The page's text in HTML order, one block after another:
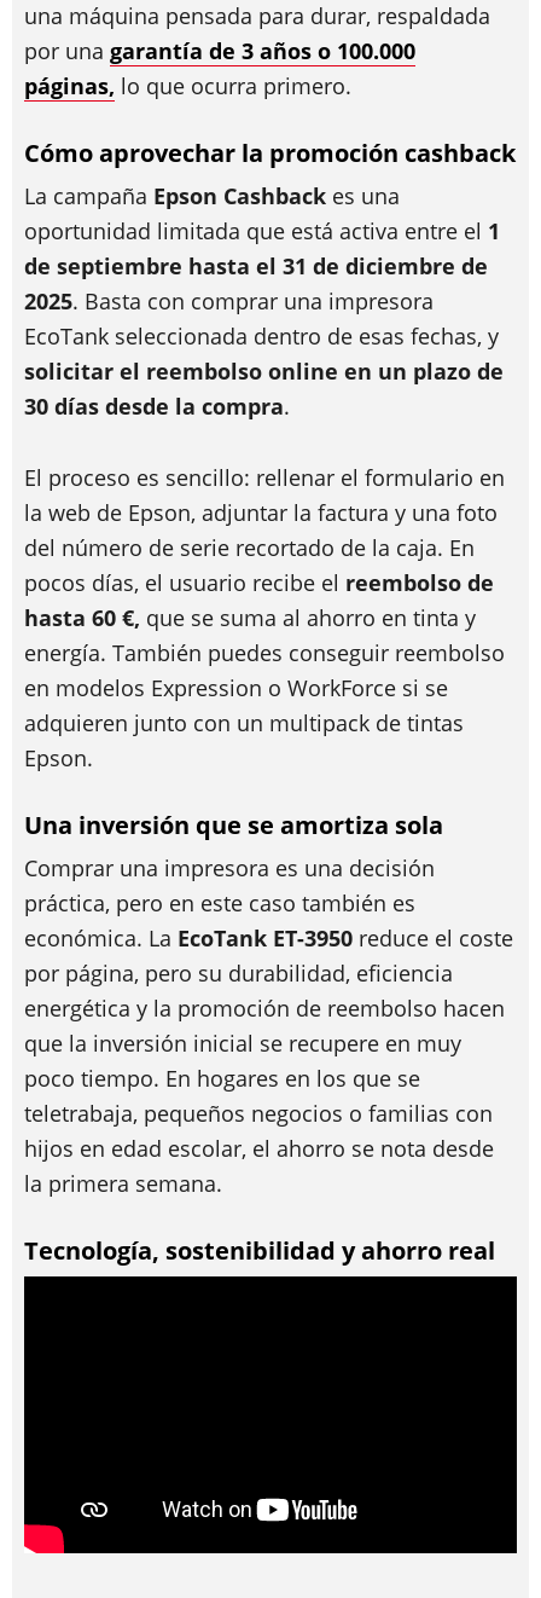
una máquina pensada para durar, respaldada
por una garantía de 3 años o 100.000
páginas, lo que ocurra primero.
Cómo aprovechar la promoción cashback
La campaña Epson Cashback es una
oportunidad limitada que está activa entre el 1
de septiembre hasta el 31 de diciembre de
2025. Basta con comprar una impresora
EcoTank seleccionada dentro de esas fechas, y
solicitar el reembolso online en un plazo de
30 días desde la compra.
El proceso es sencillo: rellenar el formulario en
la web de Epson, adjuntar la factura y una foto
del número de serie recortado de la caja. En
pocos días, el usuario recibe el reembolso de
hasta 60 €, que se suma al ahorro en tinta y
energía. También puedes conseguir reembolso
en modelos Expression o WorkForce si se
adquieren junto con un multipack de tintas
Epson.
Una inversión que se amortiza sola
Comprar una impresora es una decisión
práctica, pero en este caso también es
económica. La EcoTank ET-3950 reduce el coste
por página, pero su durabilidad, eficiencia
energética y la promoción de reembolso hacen
que la inversión inicial se recupere en muy
poco tiempo. En hogares en los que se
teletrabaja, pequeños negocios o familias con
hijos en edad escolar, el ahorro se nota desde
la primera semana.
Tecnología, sostenibilidad y ahorro real